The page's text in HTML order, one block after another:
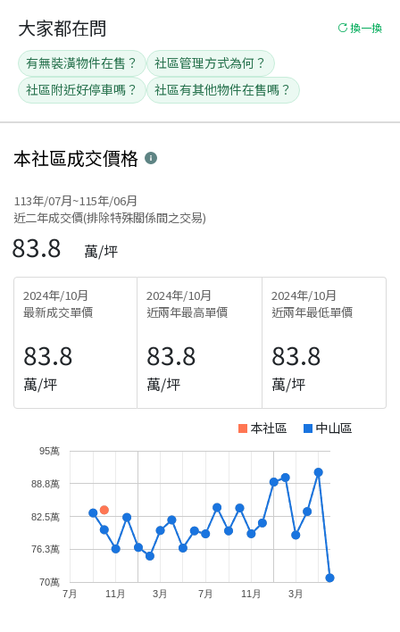
大家都在問 換一換
有無裝潢物件在售？
社區管理方式為何？
社區附近好停車嗎？
社區有其他物件在售嗎？
本社區成交價格
113年/07月~115年/06月
近二年成交價(排除特殊關係間之交易)
83.8 萬/坪
2024年/10月
最新成交單價
83.8
萬/坪
2024年/10月
近兩年最高單價
83.8
萬/坪
2024年/10月
近兩年最低單價
83.8
萬/坪
本社區 中山區
7月 11月 3月 7月 11月 3月
70萬
76.3萬
82.5萬
88.8萬
95萬